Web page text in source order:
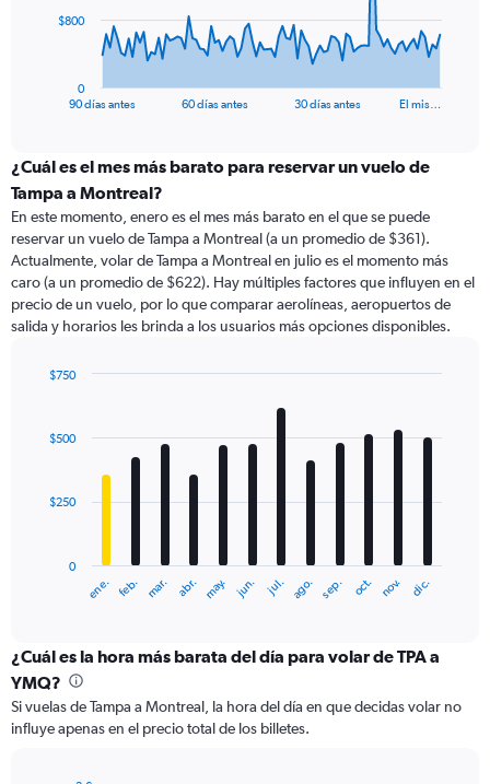
The
categories.
Range:
91
categories.
The
chart
has
1
Y
displaying
90 días antes 60 días antes 30 días antes El mis…
0
$800
¿Cuál es el mes más barato para reservar un vuelo de
Tampa a Montreal?
En este momento, enero es el mes más barato en el que se puede
reservar un vuelo de Tampa a Montreal (a un promedio de $361).
Actualmente, volar de Tampa a Montreal en julio es el momento más
caro (a un promedio de $622). Hay múltiples factores que influyen en el
precio de un vuelo, por lo que comparar aerolíneas, aeropuertos de
salida y horarios les brinda a los usuarios más opciones disponibles.
with
12
The
categories.
Range:
12
categories.
The
ene. feb. mar. abr. may. jun. jul. ago. sep. oct. nov. dic.
0
$250
$500
$750
¿Cuál es la hora más barata del día para volar de TPA a
YMQ?
Si vuelas de Tampa a Montreal, la hora del día en que decidas volar no
influye apenas en el precio total de los billetes.